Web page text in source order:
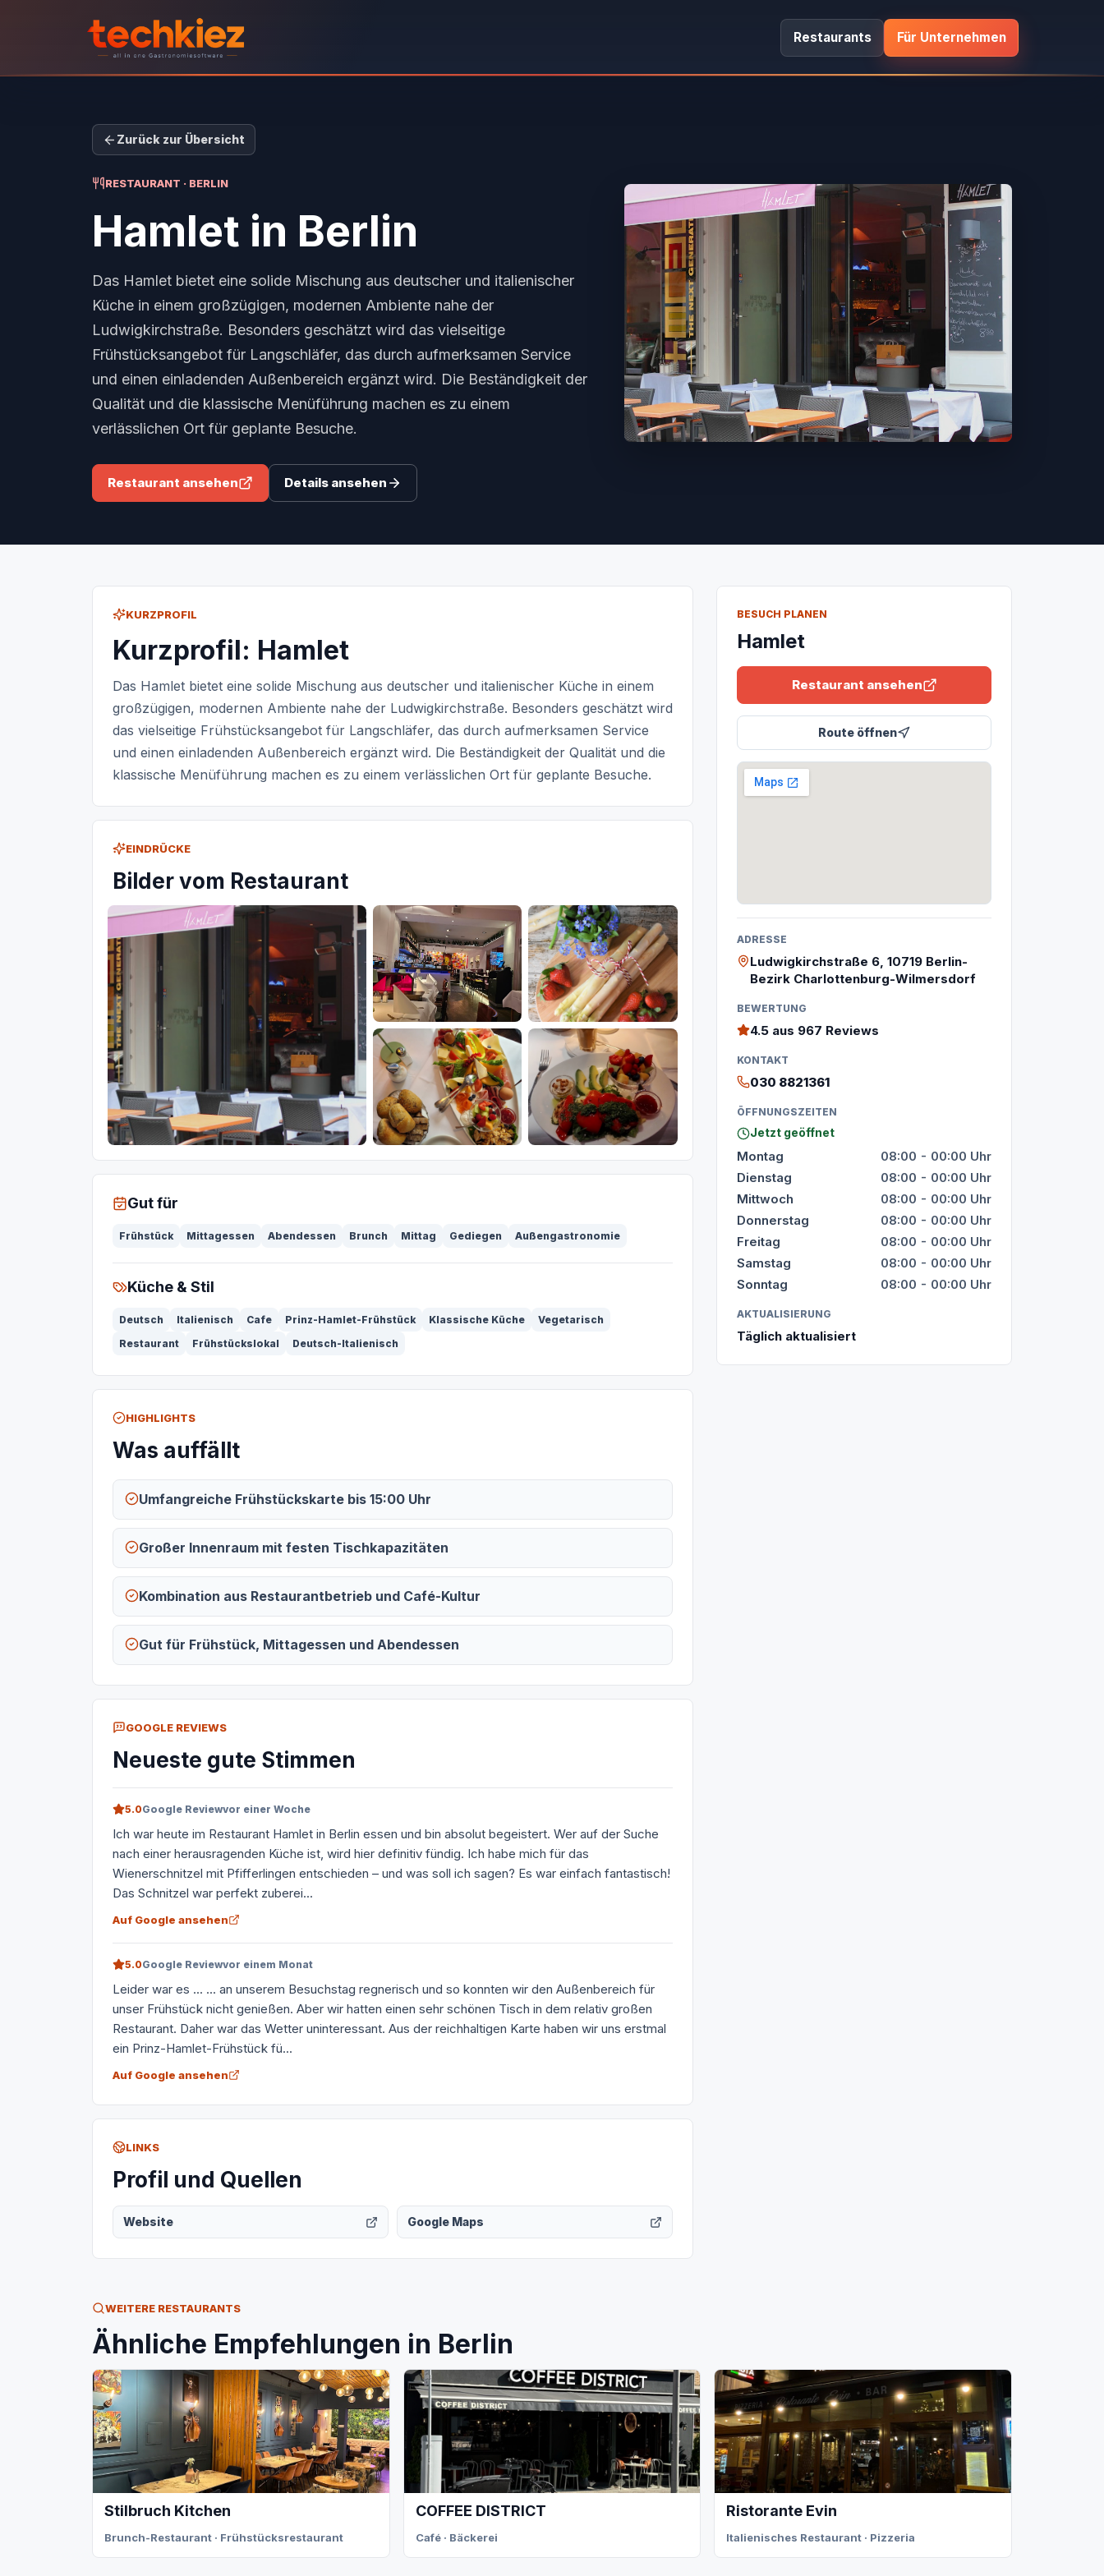
Restaurants Für Unternehmen
Zurück zur Übersicht
RESTAURANT · BERLIN
Hamlet in Berlin
Das Hamlet bietet eine solide Mischung aus deutscher und italienischer
Küche in einem großzügigen, modernen Ambiente nahe der
Ludwigkirchstraße. Besonders geschätzt wird das vielseitige
Frühstücksangebot für Langschläfer, das durch aufmerksamen Service
und einen einladenden Außenbereich ergänzt wird. Die Beständigkeit der
Qualität und die klassische Menüführung machen es zu einem
verlässlichen Ort für geplante Besuche.
Restaurant ansehen Details ansehen
KURZPROFIL
Kurzprofil: Hamlet
Das Hamlet bietet eine solide Mischung aus deutscher und italienischer Küche in einem
großzügigen, modernen Ambiente nahe der Ludwigkirchstraße. Besonders geschätzt wird
das vielseitige Frühstücksangebot für Langschläfer, das durch aufmerksamen Service
und einen einladenden Außenbereich ergänzt wird. Die Beständigkeit der Qualität und die
klassische Menüführung machen es zu einem verlässlichen Ort für geplante Besuche.
EINDRÜCKE
Bilder vom Restaurant
Gut für
Frühstück Mittagessen Abendessen Brunch Mittag Gediegen Außengastronomie
Küche & Stil
Deutsch Italienisch Cafe Prinz-Hamlet-Frühstück Klassische Küche
Vegetarisch
Restaurant
Frühstückslokal Deutsch-Italienisch
HIGHLIGHTS
Was auffällt
Umfangreiche Frühstückskarte bis 15:00 Uhr
Großer Innenraum mit festen Tischkapazitäten
Kombination aus Restaurantbetrieb und Café-Kultur
Gut für Frühstück, Mittagessen und Abendessen
GOOGLE REVIEWS
Neueste gute Stimmen
5.0Google Reviewvor einer Woche
Ich war heute im Restaurant Hamlet in Berlin essen und bin absolut begeistert. Wer auf der Suche
nach einer herausragenden Küche ist, wird hier definitiv fündig. Ich habe mich für das
Wienerschnitzel mit Pfifferlingen entschieden – und was soll ich sagen? Es war einfach fantastisch!
Das Schnitzel war perfekt zuberei...
Auf Google ansehen
5.0Google Reviewvor einem Monat
Leider war es ... ... an unserem Besuchstag regnerisch und so konnten wir den Außenbereich für
unser Frühstück nicht genießen. Aber wir hatten einen sehr schönen Tisch in dem relativ großen
Restaurant. Daher war das Wetter uninteressant. Aus der reichhaltigen Karte haben wir uns erstmal
ein Prinz-Hamlet-Frühstück fü...
Auf Google ansehen
LINKS
Profil und Quellen
Website Google Maps
BESUCH PLANEN
Hamlet
Restaurant ansehen
Route öffnen
ADRESSE
Ludwigkirchstraße 6, 10719 Berlin-
Bezirk Charlottenburg-Wilmersdorf
BEWERTUNG
4.5 aus 967 Reviews
KONTAKT
030 8821361
ÖFFNUNGSZEITEN
Jetzt geöffnet
Montag
08:00 - 00:00 Uhr
Dienstag
08:00 - 00:00 Uhr
Mittwoch
08:00 - 00:00 Uhr
Donnerstag
08:00 - 00:00 Uhr
Freitag
08:00 - 00:00 Uhr
Samstag
08:00 - 00:00 Uhr
Sonntag
08:00 - 00:00 Uhr
AKTUALISIERUNG
Täglich aktualisiert
WEITERE RESTAURANTS
Ähnliche Empfehlungen in Berlin
Stilbruch Kitchen
Brunch-Restaurant · Frühstücksrestaurant
COFFEE DISTRICT
Café · Bäckerei
Ristorante Evin
Italienisches Restaurant · Pizzeria